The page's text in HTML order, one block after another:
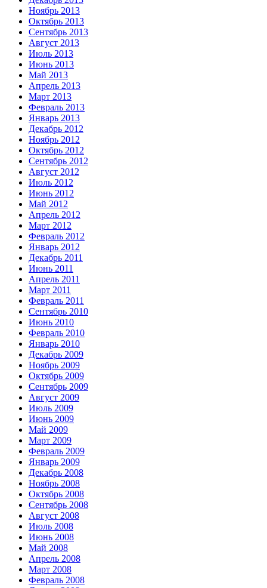
Ноябрь 2013
Октябрь 2013
Сентябрь 2013
Август 2013
Июль 2013
Июнь 2013
Май 2013
Апрель 2013
Март 2013
Февраль 2013
Январь 2013
Декабрь 2012
Ноябрь 2012
Октябрь 2012
Сентябрь 2012
Август 2012
Июль 2012
Июнь 2012
Май 2012
Апрель 2012
Март 2012
Февраль 2012
Январь 2012
Декабрь 2011
Июнь 2011
Апрель 2011
Март 2011
Февраль 2011
Сентябрь 2010
Июнь 2010
Февраль 2010
Январь 2010
Декабрь 2009
Ноябрь 2009
Октябрь 2009
Сентябрь 2009
Август 2009
Июль 2009
Июнь 2009
Май 2009
Март 2009
Февраль 2009
Январь 2009
Декабрь 2008
Ноябрь 2008
Октябрь 2008
Сентябрь 2008
Август 2008
Июль 2008
Июнь 2008
Май 2008
Апрель 2008
Март 2008
Февраль 2008